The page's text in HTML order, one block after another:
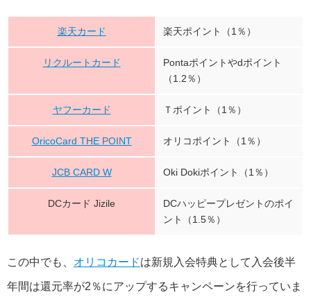
楽天カード 楽天ポイント（1％）
リクルートカード
Pontaポイントやdポイント
（1.2％）
ヤフーカード Ｔポイント（1％）
OricoCard THE POINT オリコポイント（1％）
JCB CARD W Oki Dokiポイント（1％）
DCカード Jizile
DCハッピープレゼントのポイ
ント（1.5％）
この中でも、 オリコカードは新規入会特典として入会後半
年間は還元率が2％にアップするキャンペーンを行っていま